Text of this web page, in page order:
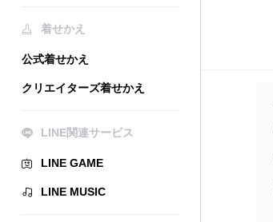
着せかえ
公式着せかえ
クリエイターズ着せかえ
LINE関連サービス
LINE GAME
LINE MUSIC